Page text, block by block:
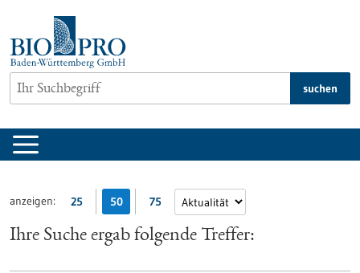
springen
suchen
anzeigen: 25 50 75
Ihre Suche ergab folgende Treffer: